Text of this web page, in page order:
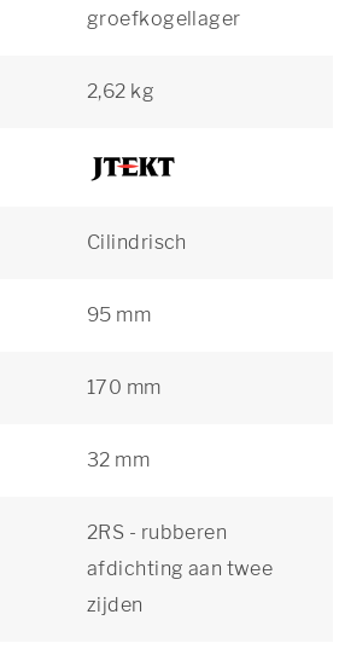
groefkogellager
2,62 kg
Cilindrisch
95 mm
170 mm
32 mm
2RS - rubberen
afdichting aan twee
zijden